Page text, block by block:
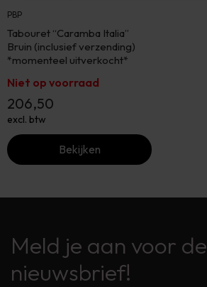
PBP
Tabouret “Caramba Italia”
Bruin (inclusief verzending)
*momenteel uitverkocht*
Niet op voorraad
206,50
excl. btw
Bekijken
Meld je aan voor de
nieuwsbrief!